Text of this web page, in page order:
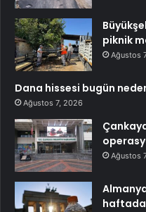
piknik
Ağustos
Dana hissesi bugün
Ağustos 7, 2026
Ağustos
haftada